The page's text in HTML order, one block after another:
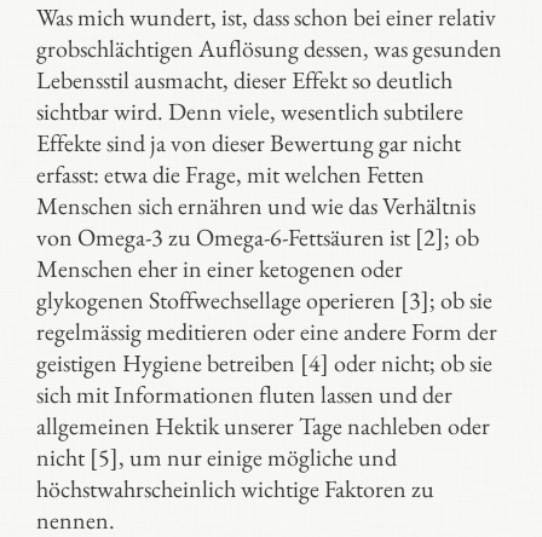
Was mich wundert, ist, dass schon bei einer relativ
grobschlächtigen Auflösung dessen, was gesunden
Lebensstil ausmacht, dieser Effekt so deutlich
sichtbar wird. Denn viele, wesentlich subtilere
Effekte sind ja von dieser Bewertung gar nicht
erfasst: etwa die Frage, mit welchen Fetten
Menschen sich ernähren und wie das Verhältnis
von Omega-3 zu Omega-6-Fettsäuren ist [2]; ob
Menschen eher in einer ketogenen oder
glykogenen Stoffwechsellage operieren [3]; ob sie
regelmässig meditieren oder eine andere Form der
geistigen Hygiene betreiben [4] oder nicht; ob sie
sich mit Informationen fluten lassen und der
allgemeinen Hektik unserer Tage nachleben oder
nicht [5], um nur einige mögliche und
höchstwahrscheinlich wichtige Faktoren zu
nennen.